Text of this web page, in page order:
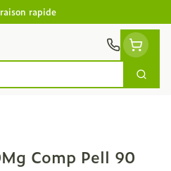
rapide
Comp Pell 90